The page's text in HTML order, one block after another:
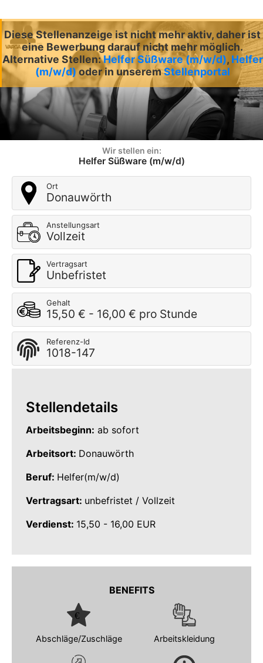
Diese Stellenanzeige ist nicht mehr aktiv, daher ist
eine Bewerbung darauf nicht mehr möglich.
Alternative Stellen:Helfer Süßware (m/w/d), Helfer
(m/w/d) oder in unseremStellenportal
Wir stellen ein:
Helfer Süßware (m/w/d)
Ort
Donauwörth
Anstellungsart
Vollzeit
Vertragsart
Unbefristet
Gehalt
15,50 € - 16,00 € pro Stunde
Referenz-Id
1018-147
Stellendetails
Arbeitsbeginn: ab sofort
Arbeitsort: Donauwörth
Beruf: Helfer(m/w/d)
Vertragsart: unbefristet / Vollzeit
Verdienst: 15,50 - 16,00 EUR
BENEFITS
Abschläge/Zuschläge Arbeitskleidung